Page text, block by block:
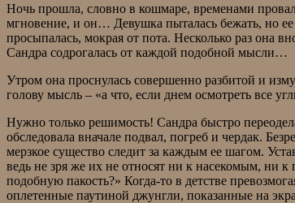
Ночь прошла, словно в кошмаре, временами
мгновение, и он… Девушка пыталась бежать, но
просыпалась, мокрая от пота. Несколько раз она
Сандра содрогалась от каждой подобной мысли…
Утром она проснулась совершенно разбитой и
голову мысль – «а что, если днем осмотреть все
Нужно только решимость! Сандра быстро
обследовала вначале подвал, погреб и чердак.
мерзкое существо следит за каждым ее шагом.
ведь не зря же их не относят ни к насекомым, ни
подобную пакость?» Когда-то в детстве
оплетенные паутиной джунгли, показанные на